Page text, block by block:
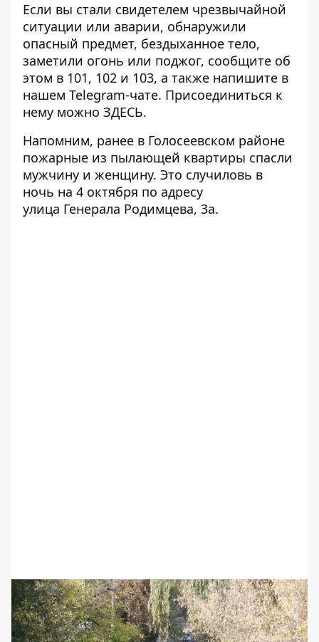
Если вы стали свидетелем чрезвычайной
ситуации или аварии, обнаружили
опасный предмет, бездыханное тело,
заметили огонь или поджог, сообщите об
этом в 101, 102 и 103, а также напишите в
нашем Telegram-чате. Присоединиться к
нему можно ЗДЕСЬ.
Напомним, ранее в Голосеевском районе
пожарные из пылающей квартиры спасли
мужчину и женщину. Это случиловь в
ночь на 4 октября по адресу
улица Генерала Родимцева, 3а.